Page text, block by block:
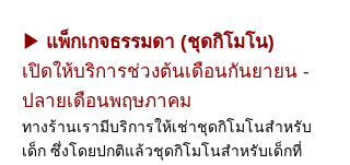
▶ แพ็กเกจธรรมดา (ชุดกิโมโน)
เปิดให้บริการช่วงต้นเดือนกันยายน -
ปลายเดือนพฤษภาคม
ทางร้านเรามีบริการให้เช่าชุดกิโมโนสำหรับ
เด็ก ซึ่งโดยปกติแล้วชุดกิโมโนสำหรับเด็กที่